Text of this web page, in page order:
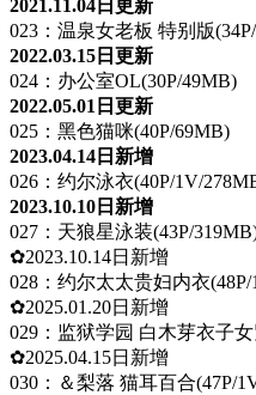
2021.11.04日更新
023：温泉女老板 特别版
2022.03.15日更新
024：办公室OL(30P/49MB)
2022.05.01日更新
025：黑色猫咪(40P/69MB)
2023.04.14日新增
026：约尔泳衣(40P/1V/
2023.10.10日新增
027：天狼星泳装(43P/
✿2023.10.14日新增
028：约尔太太贵妇内衣
✿2025.01.20日新增
029：监狱学园 白木芽衣子
✿2025.04.15日新增
030：＆梨落 猫耳百合(47P/